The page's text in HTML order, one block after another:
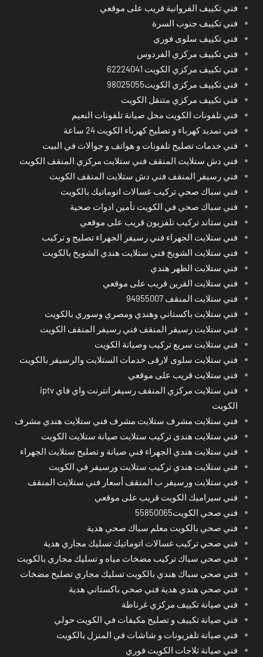
فني تكييف الفروانية قريب على موقعي
فني تكييف جنوب السرة
فني تكييف سلوى فوري
فني تكييف مركزي الفردوس
فني تكييف مركزي الكويت 62224041
فني تكييف مركزي الكويت98025055
فني تكييف مركزي متنقل الكويت
فني تلفونات الكويت محل صيانة تلفونات النعيم
فني تمديد كهرباء و تصليح كهرباء الكويت 24 ساعة
فني خدمات تصليح تلفونات و هواتف و جوالات في البيت
فني دش ستلايت المنقف فني ستلايت مركزي المنقف الكويت
فني رسيفر المنقف فني دش ستلايت المنقف الكويت
فني سباك صحي تركيب غسالات اتوماتيك بالكويت
فني سباك صحي في الكويت تأمين ادوات صحية
فني ستاند تركيب تلفزيون قريب على موقعي
فني ستلايت الجهراء فني رسيفر الجهراء تصليح و تركيب
فني ستلايت الشويخ فني ستلايت هندي الشويخ بالكويت
فني ستلايت الظهر هندي
فني ستلايت القرين قريب على موقعي
فني ستلايت المنقف 94955007
فني ستلايت باكستاني وهندي ومصري وسوري بالكويت
فني ستلايت رسيفر المنقف فني رسيفر المنقف الكويت
فني ستلايت سريع تركيب وصيانة الكويت
فني ستلايت سلوى لارقى خدمات الستلايت والرسيفر بالكويت
فني ستلايت قريب على موقعي
فني ستلايت مركزي المنقف رسيفر انترنت واي فاي iptv
الكويت
فني ستلايت مشرف ستلايت مشرف فني ستلايت هندي مشرف
فني ستلايت هندى تركيب ستلايت صيانة ستلايت الكويت
فني ستلايت هندي الجهراء فني صيانة و تصليح ستلايت الجهراء
فني ستلايت هندي تركيب ستلايت ورسيفر في الكويت
فني ستلايت ورسيفر ب المنقف أسعار فني ستلايت المنقف
فني سيراميك الكويت قريب على موقعي
فني صحي الكويت55850065
فني صحي بالكويت معلم سباك صحي هدية
فني صحي تركيب غسالات اتوماتيك تسليك مجاري هدية
فني صحي سباك تركيب مضخات مياه و تسليك مجاري بالكويت
فني صحي سباك هندي بالكويت تسليك مجاري تصليح مضخات
فني صحي هندي هدية فني صحي باكستاني هدية
فني صيانة تكييف مركزي غرناطة
فني صيانة تكييف و تصليح مكيفات في الكويت حولي
فني صيانة تلفزيونات و شاشات في المنزل بالكويت
فني صيانة ثلاجات الكويت فوري